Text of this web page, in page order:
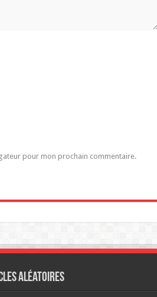
pour mon prochain commentaire.
aléatoires